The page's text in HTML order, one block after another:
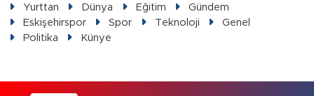
Yurttan Dünya Eğitim
Gündem
Eskişehirspor
Spor Teknoloji
Genel
Politika
Künye